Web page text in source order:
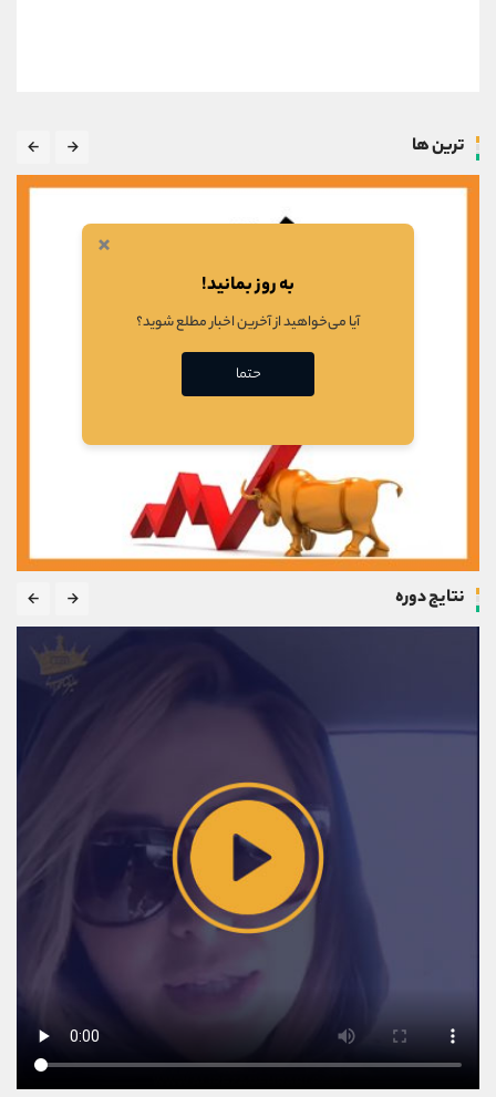
ترین ها
نتایج دوره
×
به روز بمانید!
آیا می‌خواهید از آخرین اخبار مطلع شوید؟
حتما